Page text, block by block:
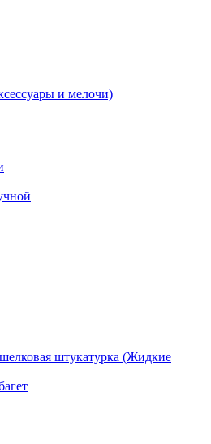
и мелочи)
штукатурка (Жидкие